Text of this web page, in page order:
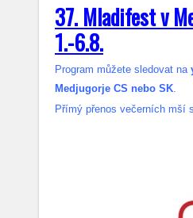
37. Mladifest v
1.-6.8.
Program můžete sledovat na
Medjugorje CS nebo SK.
Přímý přenos večerních mší